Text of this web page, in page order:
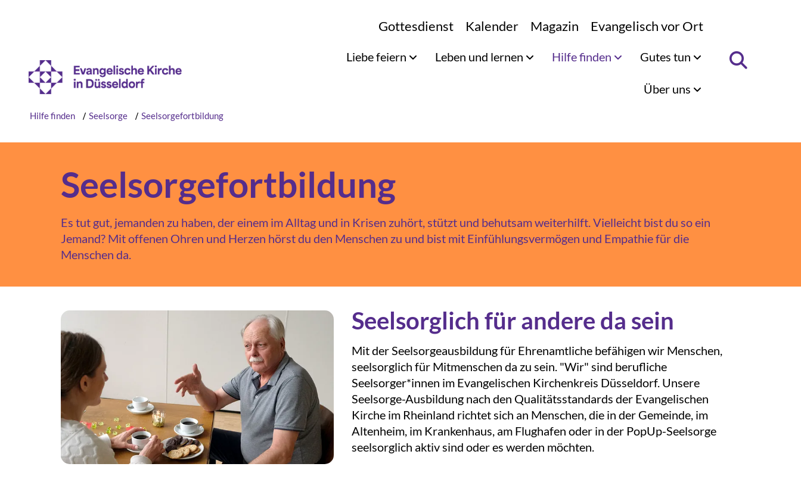
Gottesdienst Kalender Magazin Evangelisch vor Ort
Liebe feiern Leben und lernen Hilfe finden Gutes tun
Über uns
Hilfe finden / Seelsorge / Seelsorgefortbildung
Seelsorgefortbildung
Es tut gut, jemanden zu haben, der einem im Alltag und in Krisen zuhört, stützt und behutsam weiterhilft. Vielleicht bist du so ein
Jemand? Mit offenen Ohren und Herzen hörst du den Menschen zu und bist mit Einfühlungsvermögen und Empathie für die
Menschen da.
Seelsorglich für andere da sein
Mit der Seelsorgeausbildung für Ehrenamtliche befähigen wir Menschen,
seelsorglich für Mitmenschen da zu sein. "Wir" sind berufliche
Seelsorger*innen im Evangelischen Kirchenkreis Düsseldorf. Unsere
Seelsorge-Ausbildung nach den Qualitätsstandards der Evangelischen
Kirche im Rheinland richtet sich an Menschen, die in der Gemeinde, im
Altenheim, im Krankenhaus, am Flughafen oder in der PopUp-Seelsorge
seelsorglich aktiv sind oder es werden möchten.